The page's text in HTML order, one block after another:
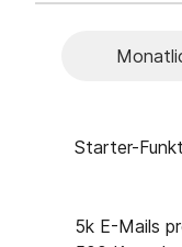
Starter-
5k E-Mails